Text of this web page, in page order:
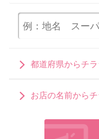
都道府県からチ
お店の名前から